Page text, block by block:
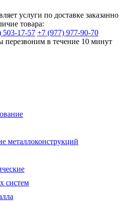
услуги по доставке
товара:
503-17-57 +7 (977) 977-90-70
в течение 10 минут
металлоконструкций
систем